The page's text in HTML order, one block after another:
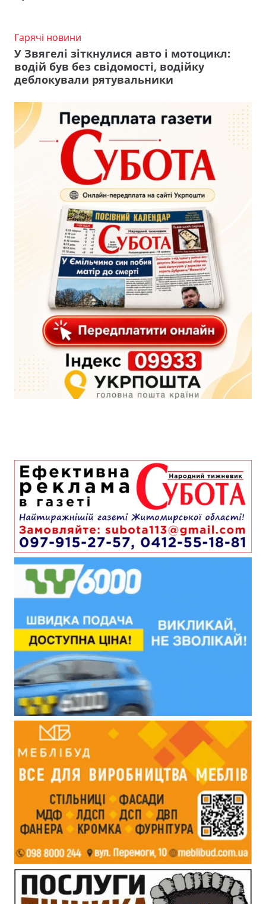
Гарячі новини
У Звягелі зіткнулися авто і мотоцикл:
водій був без свідомості, водійку
деблокували рятувальники